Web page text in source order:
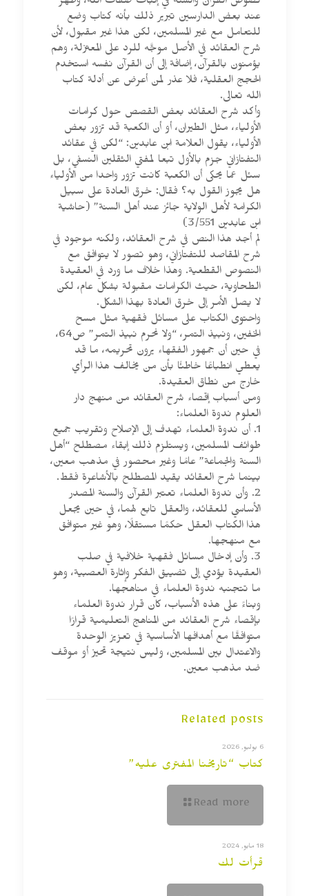
عند بعض الدارسين تبرير ذلك بأنه كتاب وضع
للتعامل مع غير المسلمين، لكن هذا غير مقبول، لأن
شرح العقائد في الأصل موجَّه للرد على المعتزلة، وهم
يؤمنون بالقرآن، إضافة إلى أن القرآن نفسه استخدم
الحجج العقلية، فلا عذر لمن أعرض عن أدلة كتاب
الله تعالى.
وأكد شرح العقائد بعض القصص حول كرامات
الأولياء، مثل الطيران، أو أن الكعبة قد تزور بعض
الأولياء، يقول العلامة ابن عابدين: “لكن في عقائد
التفتازاني جزم بالأول تبعا لمفتي الثقلين النسفي، بل
سئل عما يحكى أن الكعبة كانت تزور واحدا من الأولياء
هل يجوز القول به؟ فقال: خرق العادة على سبيل
الكرامة لأهل الولاية جائز عند أهل السنة” (حاشية
ابن عابدين 3/551)
لم أجد هذا النص في شرح العقائد، ولكنه موجود في
شرح المقاصد للتفتازاني، وهو تصور لا يتوافق مع
النصوص القطعية. وهذا خلاف ما ورد في العقيدة
الطحاوية، حيث الكرامات مقبولة بشكل عام، لكن
لا يصل الأمر إلى خرق العادة بهذا الشكل.
واحتوى الكتاب على مسائل فقهية مثل مسح
الخفين، ونبيذ التمر، “ولا نحرم نبيذ التمر” ص64،
في حين أن جمهور الفقهاء يرون تحريمه، ما قد
يعطي انطباعًا خاطئًا بأن من يخالف هذا الرأي
خارج من نطاق العقيدة.
ومن أسباب إقصاء شرح العقائد من منهج دار
العلوم ندوة العلماء:
1. أن ندوة العلماء تهدف إلى الإصلاح وتقريب جميع
طوائف المسلمين، ويستلزم ذلك إبقاء مصطلح “أهل
السنة والجماعة” عامًا وغير محصور في مذهب معين،
بينما شرح العقائد يقيد المصطلح بالأشاعرة فقط.
2. وأن ندوة العلماء تعتبر القرآن والسنة المصدر
الأساسي للعقائد، والعقل تابع لهما، في حين يجعل
هذا الكتاب العقل حكمًا مستقلًا، وهو غير متوافق
مع منهجها.
3. وأن إدخال مسائل فقهية خلافية في صلب
العقيدة يؤدي إلى تضييق الفكر وإثارة العصبية، وهو
ما تتجنبه ندوة العلماء في مناهجها.
وبناءً على هذه الأسباب، كان قرار ندوة العلماء
بإقصاء شرح العقائد من المناهج التعليمية قرارًا
متوافقًا مع أهدافها الأساسية في تعزيز الوحدة
والاعتدال بين المسلمين، وليس نتيجة تحيز أو موقف
ضد مذهب معين.
Related posts
6 يوليو, 2026
كتاب “تاريخنا المفترى عليه”
Read more
18 مايو, 2024
قرأت لك